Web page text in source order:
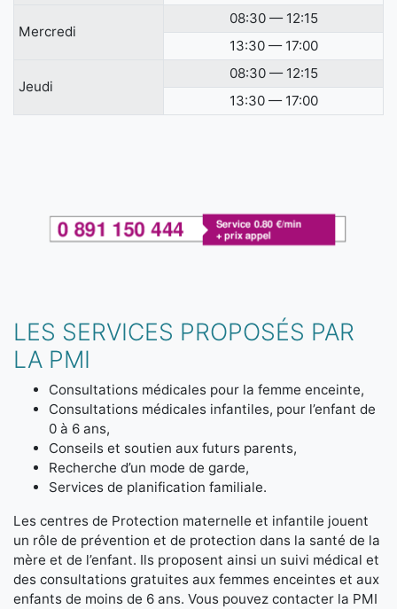
Mercredi
08:30 — 12:15
13:30 — 17:00
Jeudi
08:30 — 12:15
13:30 — 17:00
LES SERVICES PROPOSÉS PAR
LA PMI
Consultations médicales pour la femme enceinte,
Consultations médicales infantiles, pour l’enfant de
0 à 6 ans,
Conseils et soutien aux futurs parents,
Recherche d’un mode de garde,
Services de planification familiale.
Les centres de Protection maternelle et infantile jouent
un rôle de prévention et de protection dans la santé de la
mère et de l’enfant. Ils proposent ainsi un suivi médical et
des consultations gratuites aux femmes enceintes et aux
enfants de moins de 6 ans. Vous pouvez contacter la PMI